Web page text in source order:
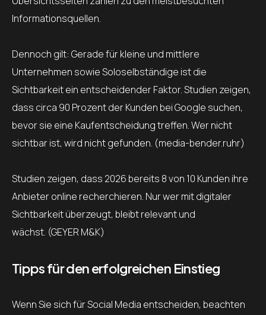
Informationsquellen.
Dennoch gilt: Gerade für kleine und mittlere
Unternehmen sowie Soloselbständige ist die
Sichtbarkeit ein entscheidender Faktor. Studien zeigen,
dass circa 90 Prozent der Kunden bei Google suchen,
bevor sie eine Kaufentscheidung treffen. Wer nicht
sichtbar ist, wird nicht gefunden. (media-bender.ruhr)
Studien zeigen, dass 2026 bereits 8 von 10 Kunden ihre
Anbieter online recherchieren. Nur wer mit digitaler
Sichtbarkeit überzeugt, bleibt relevant und
wächst. (GEYER M&K)
Tipps für den erfolgreichen Einstieg
Wenn Sie sich für Social Media entscheiden, beachten